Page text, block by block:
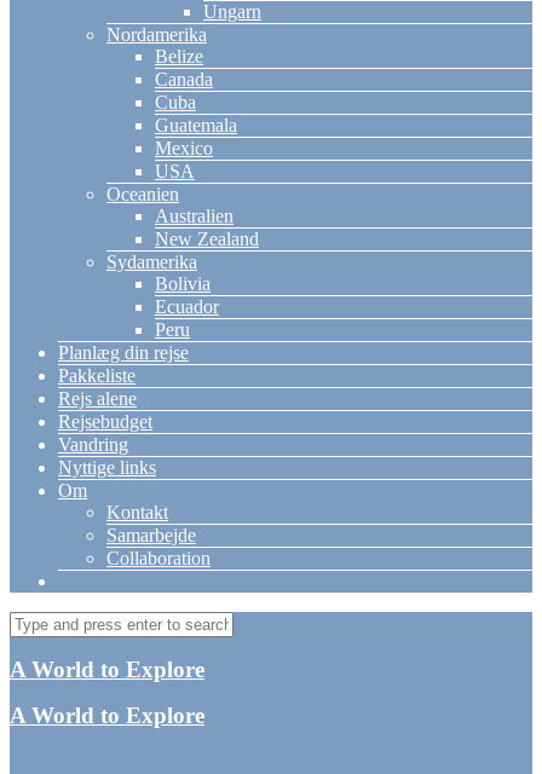
Ungarn
Nordamerika
Belize
Canada
Cuba
Guatemala
Mexico
USA
Oceanien
Australien
New Zealand
Sydamerika
Bolivia
Ecuador
Peru
Planlæg din rejse
Pakkeliste
Rejs alene
Rejsebudget
Vandring
Nyttige links
Om
Kontakt
Samarbejde
Collaboration
A World to Explore
A World to Explore